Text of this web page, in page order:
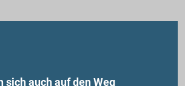
sich auch auf den Weg